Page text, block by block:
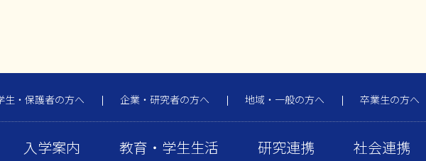
生・保護者の方へ 企業・研究者の方へ 地域・一般の方へ 卒業生の方へ
入学案内 教育・学生生活 研究連携 社会連携